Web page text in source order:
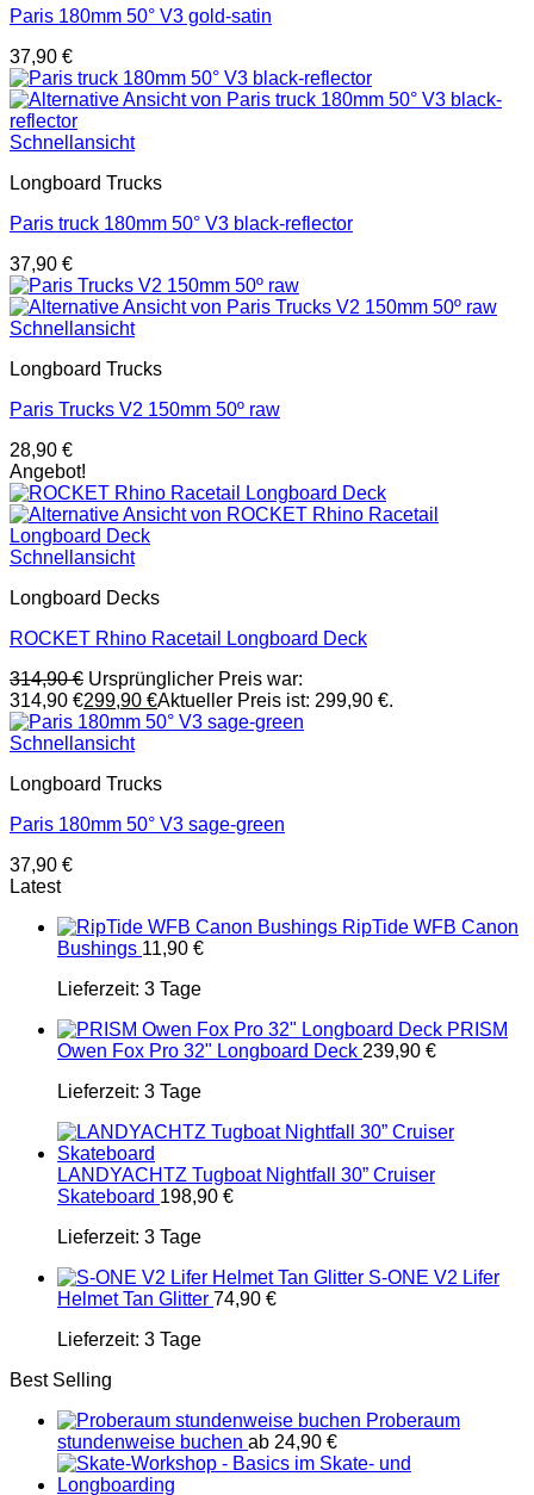
Paris 180mm 50° V3 gold-satin
37,90 €
Schnellansicht
Longboard Trucks
Paris truck 180mm 50° V3 black-reflector
37,90 €
Schnellansicht
Longboard Trucks
Paris Trucks V2 150mm 50º raw
28,90 €
Angebot!
Schnellansicht
Longboard Decks
ROCKET Rhino Racetail Longboard Deck
314,90€ Ursprünglicher Preis war:
314,90 €299,90 €Aktueller Preis ist: 299,90 €.
Schnellansicht
Longboard Trucks
Paris 180mm 50° V3 sage-green
37,90 €
Latest
RipTide WFB Canon
Bushings 11,90 €
Lieferzeit: 3 Tage
PRISM
Owen Fox Pro 32" Longboard Deck 239,90 €
Lieferzeit: 3 Tage
LANDYACHTZ Tugboat Nightfall 30” Cruiser
Skateboard 198,90 €
Lieferzeit: 3 Tage
S-ONE V2 Lifer
Helmet Tan Glitter 74,90 €
Lieferzeit: 3 Tage
Best Selling
Proberaum
stundenweise buchen ab 24,90 €